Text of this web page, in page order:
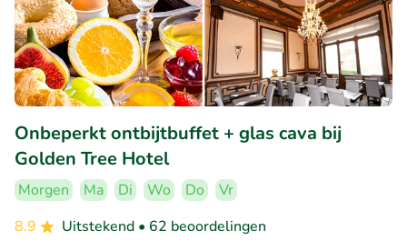
Onbeperkt ontbijtbuffet + glas cava bij
Golden Tree Hotel
Morgen Ma Di Wo Do
Vr
8.9
Uitstekend • 62 beoordelingen